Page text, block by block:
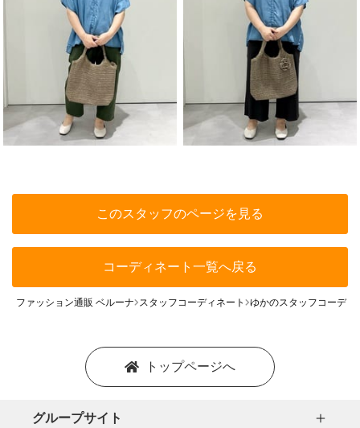
このスタッフのページを見る
コーディネート一覧へ戻る
ファッション通販 ベルーナ スタッフコーディネート ゆかのスタッフコーディ
トップページへ
グループサイト